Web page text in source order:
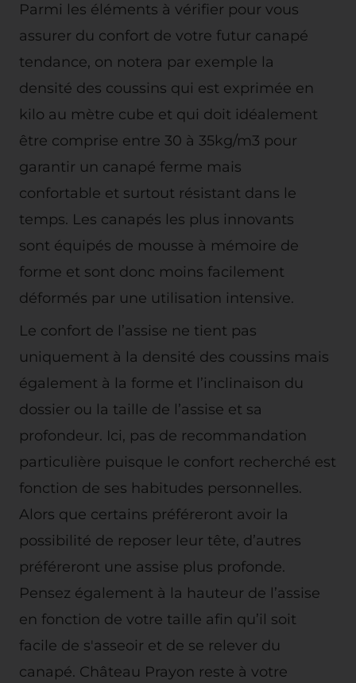
Parmi les éléments à vérifier pour vous
assurer du confort de votre futur canapé
tendance, on notera par exemple la
densité des coussins qui est exprimée en
kilo au mètre cube et qui doit idéalement
être comprise entre 30 à 35kg/m3 pour
garantir un canapé ferme mais
confortable et surtout résistant dans le
temps. Les canapés les plus innovants
sont équipés de mousse à mémoire de
forme et sont donc moins facilement
déformés par une utilisation intensive.
Le confort de l’assise ne tient pas
uniquement à la densité des coussins mais
également à la forme et l’inclinaison du
dossier ou la taille de l’assise et sa
profondeur. Ici, pas de recommandation
particulière puisque le confort recherché est
fonction de ses habitudes personnelles.
Alors que certains préféreront avoir la
possibilité de reposer leur tête, d’autres
préféreront une assise plus profonde.
Pensez également à la hauteur de l’assise
en fonction de votre taille afin qu’il soit
facile de s'asseoir et de se relever du
canapé. Château Prayon reste à votre